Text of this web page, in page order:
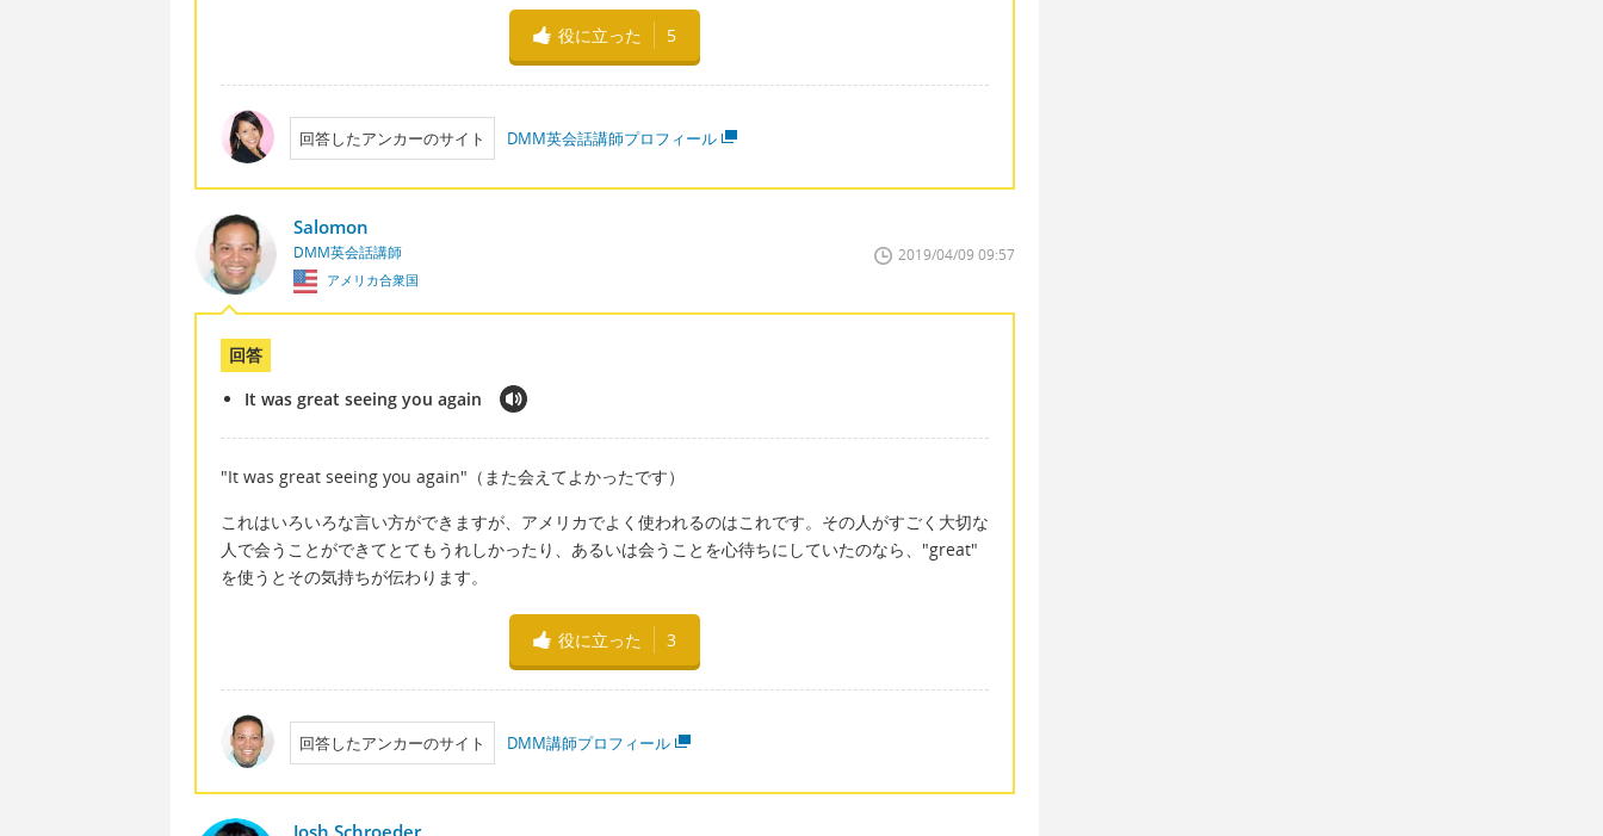
役に立った 5
回答したアンカーのサイト DMM英会話講師プロフィール
Salomon
DMM英会話講師
アメリカ合衆国
2019/04/09 09:57
回答
It was great seeing you again
"It was great seeing you again"（また会えてよかったです）
これはいろいろな言い方ができますが、アメリカでよく使われるのはこれです。その人がすごく大切な
人で会うことができてとてもうれしかったり、あるいは会うことを心待ちにしていたのなら、"great"
を使うとその気持ちが伝わります。
役に立った 3
回答したアンカーのサイト DMM講師プロフィール
Josh Schroeder